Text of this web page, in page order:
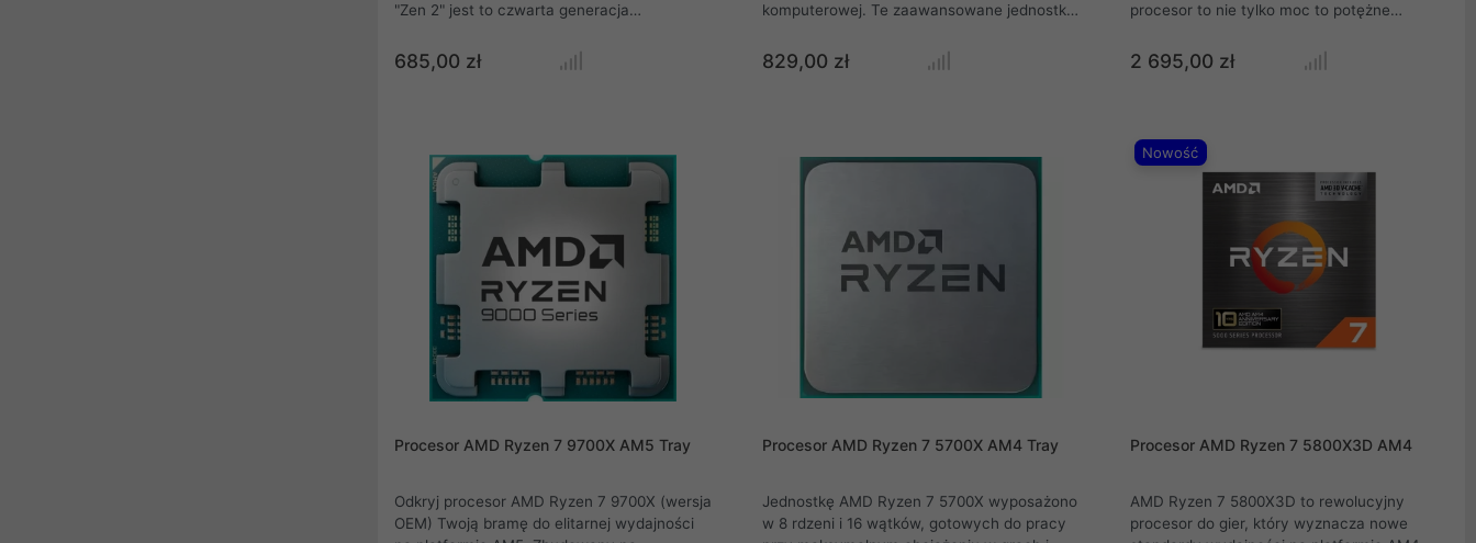
"Zen 2" jest to czwarta generacja
poprzedniej generacji, każdy rdzeń
procesora ma teraz dostęp do całej pamięci
wydajność na takt i wyższy zegar boost.
AMD Ryzen 5 5600GT obsługuje standard
PCI Express 3.0. Wszystkie procesory Ryzen
5000 wykorzystują sprawdzoną platformę
AM4 i zostały opracowane do użytku z
odpowiednimi chipsetami AMD.
685,00 zł
komputerowej. Te zaawansowane jednostki
architekturze Zen 5, zostały zaprojektowane
z myślą o najbardziej wymagających
829,00 zł
procesor to nie tylko moc to potężne
kreatywnej na nowy poziom. Architektura
Zen 5 i technologia 3D V-Cache zamieniają
16 rdzeni i 32 wątków, pozwala osiągnąć
więcej w krótszym czasie. Dla każdego, kto
szuka przyszłościowej wydajności w
9950X3D to więcej niż procesor. To
przyszłość w Twoim zasięgu.
2 695,00 zł
Procesor AMD Ryzen 7 9700X AM5 Tray
Odkryj procesor AMD Ryzen 7 9700X (wersja
OEM) Twoją bramę do elitarnej wydajności
Procesor AMD Ryzen 7 5700X AM4 Tray
Jednostkę AMD Ryzen 7 5700X wyposażono
w 8 rdzeni i 16 wątków, gotowych do pracy
Nowość
Procesor AMD Ryzen 7 5800X3D AM4
AMD Ryzen 7 5800X3D to rewolucyjny
procesor do gier, który wyznacza nowe